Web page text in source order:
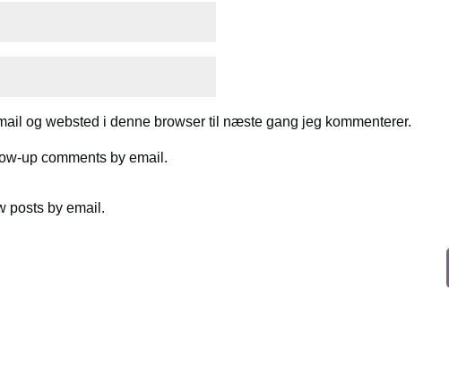
og websted i denne browser til næste gang jeg kommenterer.
up comments by email.
posts by email.